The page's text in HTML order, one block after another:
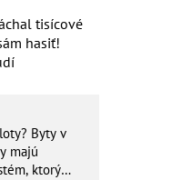
tisícové
hasiť!
Byty v
majú
ktorý